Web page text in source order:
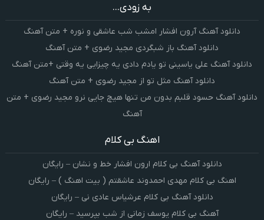
به زودی...
دانلود آهنگ آرون افشار امشب شب عاشقی و نوره + متن آهنگ
دانلود آهنگ باز شبگردی مجید رضوی + متن آهنگ
دانلود آهنگ علی یاسینی تو یادم دادی یه چیزایی یه وقتی +متن آهنگ
دانلود آهنگ مثل تو از مجید رضوی + متن آهنگ
دانلود آهنگ حسود قلبم بدون من تنها هیچ جایی نرو مجید رضوی + متن
آهنگ
اهنگ بی کلام
دانلود آهنگ بی کلام ارون افشار خط و نشان – رایگان
اهنگ بی کلام مهدی احمدوند عاشقتم ( بیت اهنگ ) – رایگان
دانلود آهنگ بی کلام عرشیاس عادی نی – رایگان
آهنگ بی کلام یوسف زمانی از شب بپرسید – رایگان